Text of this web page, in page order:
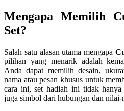
Mengapa Memilih
Set?
Salah satu alasan utama mengapa
pilihan yang menarik adalah
Anda dapat memilih desain,
nama atau pesan khusus untuk
cara ini, set hadiah ini tidak hanya
juga simbol dari hubungan dan